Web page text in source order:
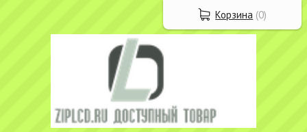
Корзина (0)